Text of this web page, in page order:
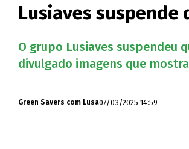
Lusiaves
O grupo Lusiaves suspendeu
divulgado imagens que
Green Savers com Lusa07/03/2025 14:59